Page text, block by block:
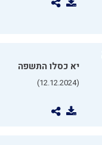
יא כסלו התשפה
(12.12.2024)